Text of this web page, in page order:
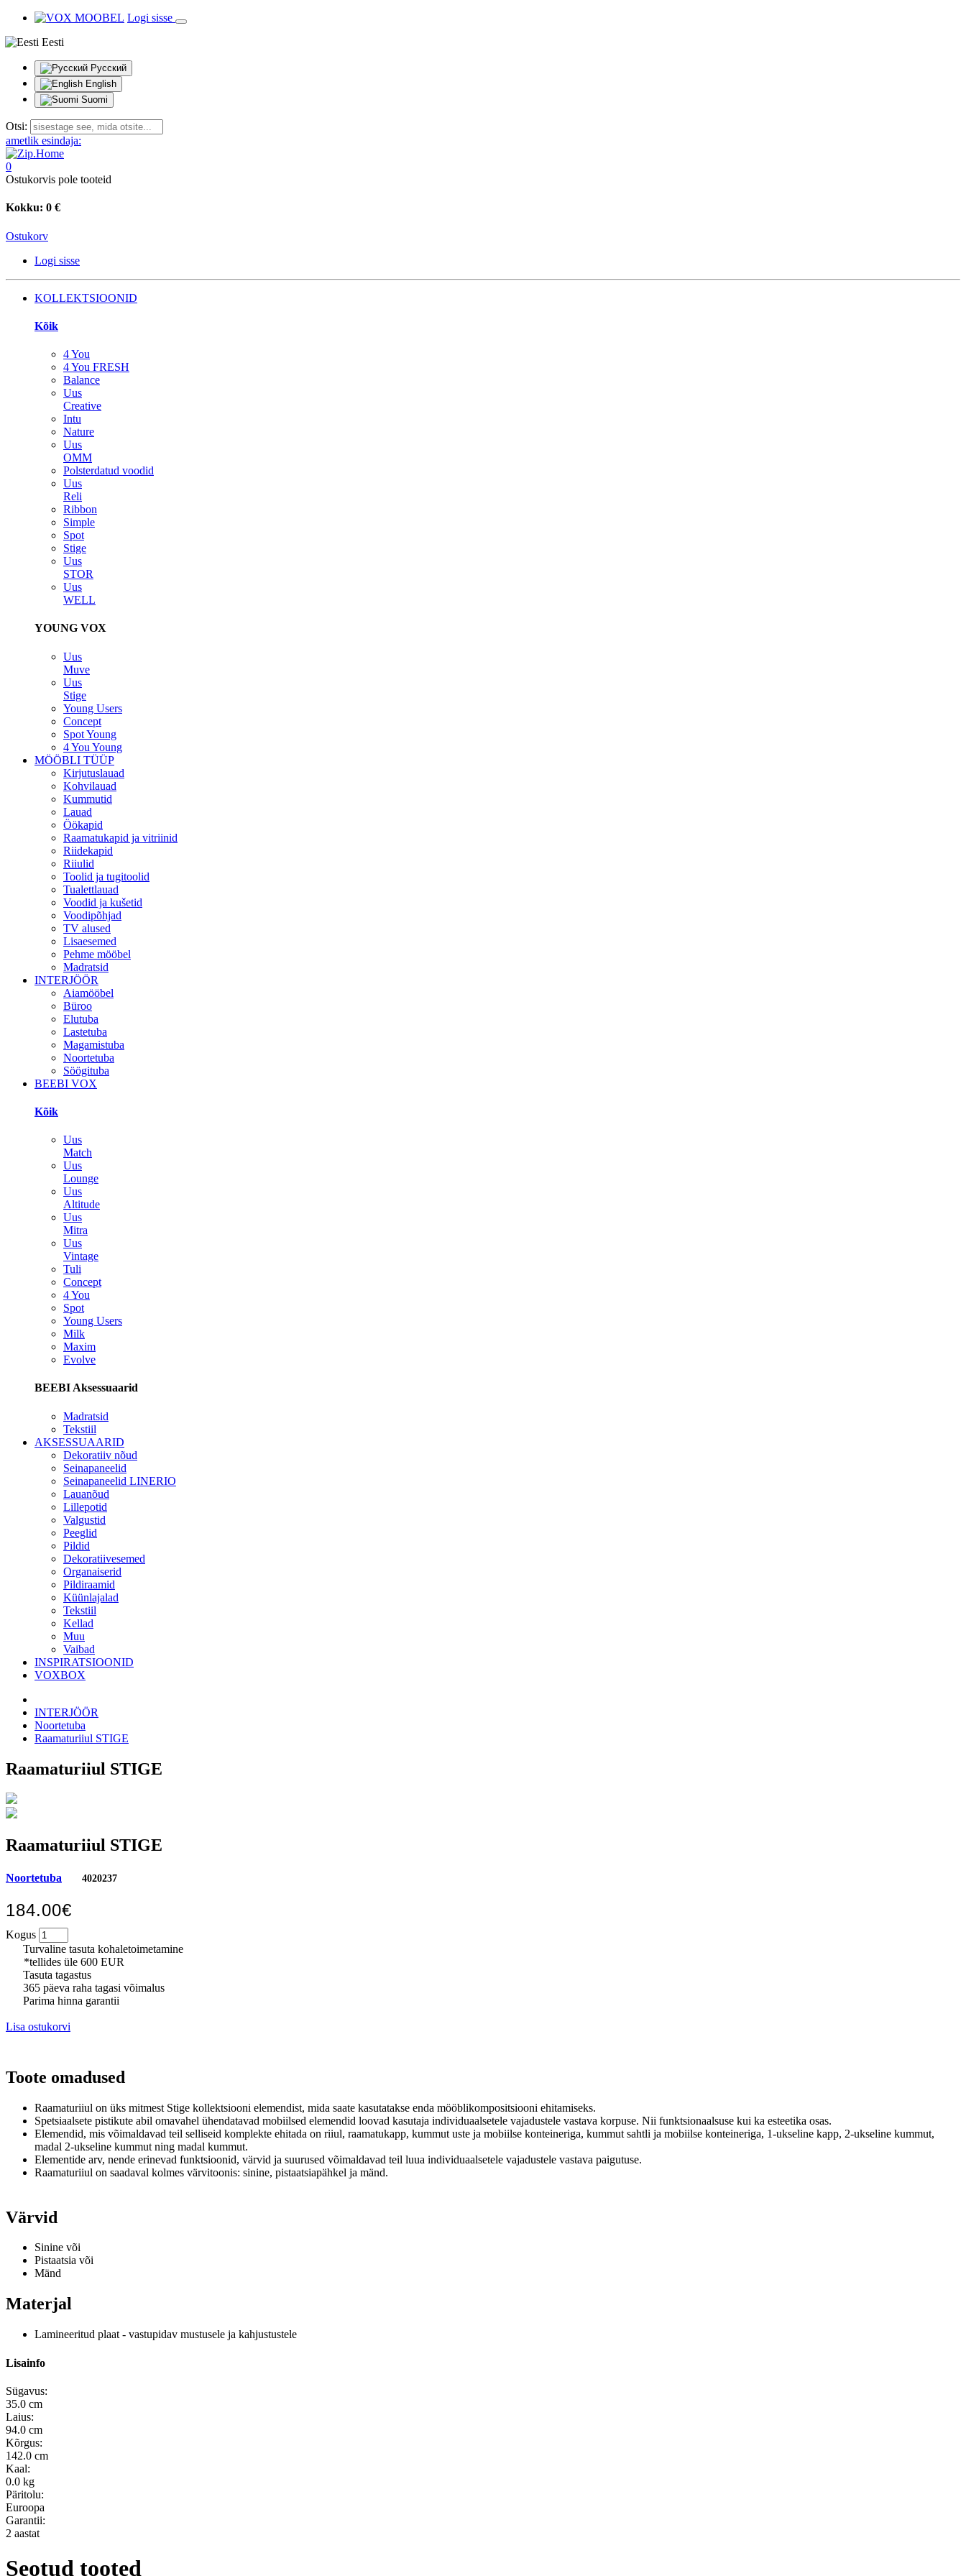
Logi sisse
Eesti
Русский
English
Suomi
Otsi:
ametlik esindaja:
0
Ostukorvis pole tooteid
Kokku: 0 €
Ostukorv
Logi sisse
KOLLEKTSIOONID
Kõik
4 You
4 You FRESH
Balance
Uus
Creative
Intu
Nature
Uus
OMM
Polsterdatud voodid
Uus
Reli
Ribbon
Simple
Spot
Stige
Uus
STOR
Uus
WELL
YOUNG VOX
Uus
Muve
Uus
Stige
Young Users
Concept
Spot Young
4 You Young
MÖÖBLI TÜÜP
Kirjutuslauad
Kohvilauad
Kummutid
Lauad
Öökapid
Raamatukapid ja vitriinid
Riidekapid
Riiulid
Toolid ja tugitoolid
Tualettlauad
Voodid ja kušetid
Voodipõhjad
TV alused
Lisaesemed
Pehme mööbel
Madratsid
INTERJÖÖR
Aiamööbel
Büroo
Elutuba
Lastetuba
Magamistuba
Noortetuba
Söögituba
BEEBI VOX
Kõik
Uus
Match
Uus
Lounge
Uus
Altitude
Uus
Mitra
Uus
Vintage
Tuli
Concept
4 You
Spot
Young Users
Milk
Maxim
Evolve
BEEBI Aksessuaarid
Madratsid
Tekstiil
AKSESSUAARID
Dekoratiiv nõud
Seinapaneelid
Seinapaneelid LINERIO
Lauanõud
Lillepotid
Valgustid
Peeglid
Pildid
Dekoratiivesemed
Organaiserid
Pildiraamid
Küünlajalad
Tekstiil
Kellad
Muu
Vaibad
INSPIRATSIOONID
VOXBOX
INTERJÖÖR
Noortetuba
Raamaturiiul STIGE
Raamaturiiul STIGE
Raamaturiiul STIGE
Noortetuba 4020237
184.00€
Kogus
Turvaline tasuta kohaletoimetamine
*tellides üle 600 EUR
Tasuta tagastus
365 päeva raha tagasi võimalus
Parima hinna garantii
Lisa ostukorvi
Toote omadused
Raamaturiiul on üks mitmest Stige kollektsiooni elemendist, mida saate kasutatakse enda mööblikompositsiooni ehitamiseks.
Spetsiaalsete pistikute abil omavahel ühendatavad mobiilsed elemendid loovad kasutaja individuaalsetele vajadustele vastava korpuse. Nii funktsionaalsuse kui ka esteetika osas.
Elemendid, mis võimaldavad teil selliseid komplekte ehitada on riiul, raamatukapp, kummut uste ja mobiilse konteineriga, kummut sahtli ja mobiilse konteineriga, 1-ukseline kapp, 2-ukseline kummut,
madal 2-ukseline kummut ning madal kummut.
Elementide arv, nende erinevad funktsioonid, värvid ja suurused võimaldavad teil luua individuaalsetele vajadustele vastava paigutuse.
Raamaturiiul on saadaval kolmes värvitoonis: sinine, pistaatsiapähkel ja mänd.
Värvid
Sinine või
Pistaatsia või
Mänd
Materjal
Lamineeritud plaat - vastupidav mustusele ja kahjustustele
Lisainfo
Sügavus:
35.0 cm
Laius:
94.0 cm
Kõrgus:
142.0 cm
Kaal:
0.0 kg
Päritolu:
Euroopa
Garantii:
2 aastat
Seotud tooted